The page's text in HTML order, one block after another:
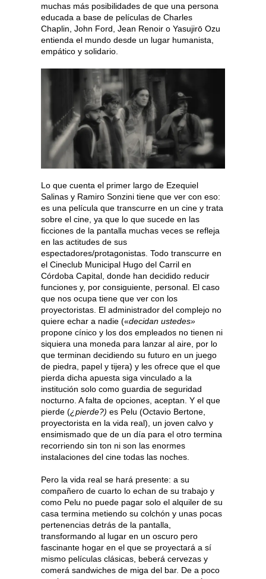
muchas más posibilidades de que una persona
educada a base de películas de Charles
Chaplin, John Ford, Jean Renoir o Yasujirō Ozu
entienda el mundo desde un lugar humanista,
empático y solidario.
Lo que cuenta el primer largo de Ezequiel
Salinas y Ramiro Sonzini tiene que ver con eso:
es una película que transcurre en un cine y trata
sobre el cine, ya que lo que sucede en las
ficciones de la pantalla muchas veces se refleja
en las actitudes de sus
espectadores/protagonistas. Todo transcurre en
el Cineclub Municipal Hugo del Carril en
Córdoba Capital, donde han decidido reducir
funciones y, por consiguiente, personal. El caso
que nos ocupa tiene que ver con los
proyectoristas. El administrador del complejo no
quiere echar a nadie («decidan ustedes»
propone cínico y los dos empleados no tienen ni
siquiera una moneda para lanzar al aire, por lo
que terminan decidiendo su futuro en un juego
de piedra, papel y tijera) y les ofrece que el que
pierda dicha apuesta siga vinculado a la
institución solo como guardia de seguridad
nocturno. A falta de opciones, aceptan. Y el que
pierde (¿pierde?) es Pelu (Octavio Bertone,
proyectorista en la vida real), un joven calvo y
ensimismado que de un día para el otro termina
recorriendo sin ton ni son las enormes
instalaciones del cine todas las noches.
Pero la vida real se hará presente: a su
compañero de cuarto lo echan de su trabajo y
como Pelu no puede pagar solo el alquiler de su
casa termina metiendo su colchón y unas pocas
pertenencias detrás de la pantalla,
transformando al lugar en un oscuro pero
fascinante hogar en el que se proyectará a sí
mismo películas clásicas, beberá cervezas y
comerá sandwiches de miga del bar. De a poco